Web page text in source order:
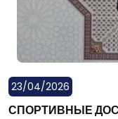
23/04/2026
СПОРТИВНЫЕ